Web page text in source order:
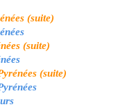
(suite)
(suite)
(suite)